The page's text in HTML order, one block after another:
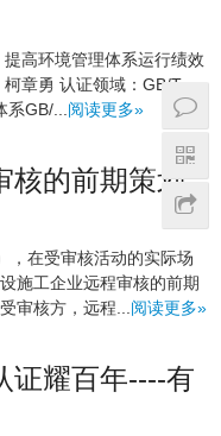
高环境管理体系运行绩效
章勇 认证领域：GB/T
GB/... 阅读更多»
核的前期策划
，在受审核活动的实际场
施工企业远程审核的前期
审核方，远程... 阅读更多»
证耀百年----有